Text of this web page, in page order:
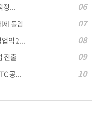
정...
제 돌입
익 2...
진출
공...
06
07
08
09
10